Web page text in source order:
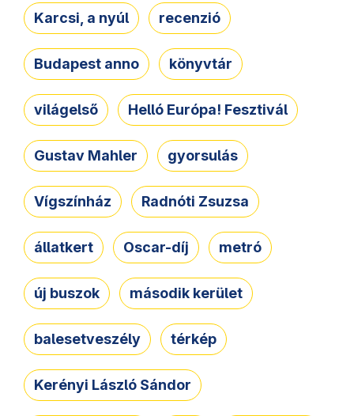
Karcsi, a nyúl recenzió
Budapest anno könyvtár
világelső Helló Európa! Fesztivál
Gustav Mahler gyorsulás
Vígszínház Radnóti Zsuzsa
állatkert Oscar-díj metró
új buszok második kerület
balesetveszély térkép
Kerényi László Sándor